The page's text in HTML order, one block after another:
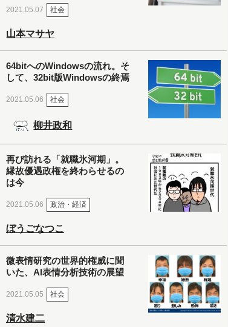
2021.05.07 社会
山本マサヤ
64bitへのWindowsの流れ。そ
して、32bit版Windowsの終焉
2021.05.06 社会
柳井政和
再び訪れる「就職氷河期」。
縁故優遇政権を終わらせるの
は今
2021.05.06 政治・経済
ぼうごなつこ
微表情研究の世界的権威に聞
いた、AI表情分析技術の展望
2021.05.05 社会
清水建二